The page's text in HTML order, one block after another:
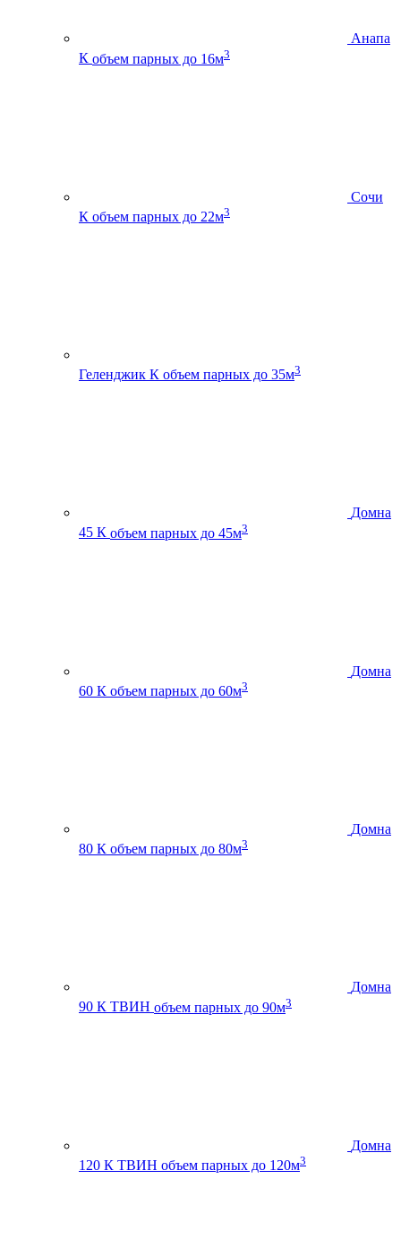
Анапа
К объем парных до 16м3
Сочи
К объем парных до 22м3
Геленджик К объем парных до 35м3
Домна
45 К объем парных до 45м3
Домна
60 К объем парных до 60м3
Домна
80 К объем парных до 80м3
Домна
90 К ТВИН объем парных до 90м3
Домна
120 К ТВИН объем парных до 120м3